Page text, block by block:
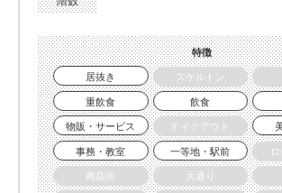
特徴
居抜き
スケルトン
重飲食
飲食
物販・サービス
テイクアウト
事務・教室
一等地・駅前
商店街
大通り